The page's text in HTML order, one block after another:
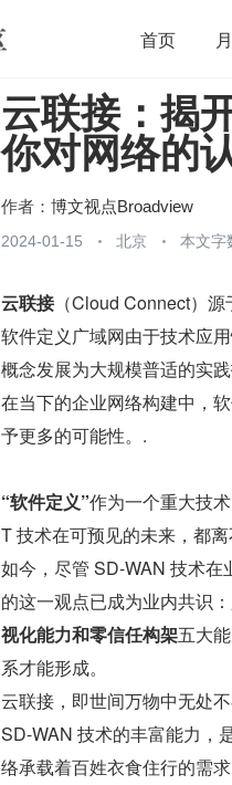
首页
开源 架构
团队管理 程序员
云联接：揭
你对网络的
作者： 博文视点Broadview
2024-01-15 北京 本文字
云联接（Cloud Connect）源
软件定义广域网由于技术应
概念发展为大规模普适的实
在当下的企业网络构建中，
予更多的可能性。.
“软件定义”作为一个重大技
T 技术在可预见的未来，都离
如今，尽管 SD-WAN 技术
的这一观点已成为业内共识
视化能力和零信任构架五大
系才能形成。
云联接，即世间万物中无处
SD-WAN 技术的丰富能力，
络承载着百姓衣食住行的需